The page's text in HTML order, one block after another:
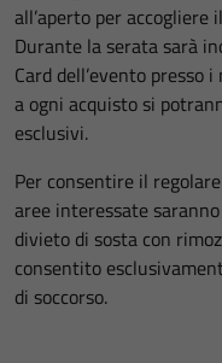
all’aperto per
Durante la serata sarà
Card dell’evento presso
a ogni acquisto si
esclusivi.
Per consentire il
aree interessate
divieto di sosta con
consentito
di soccorso.